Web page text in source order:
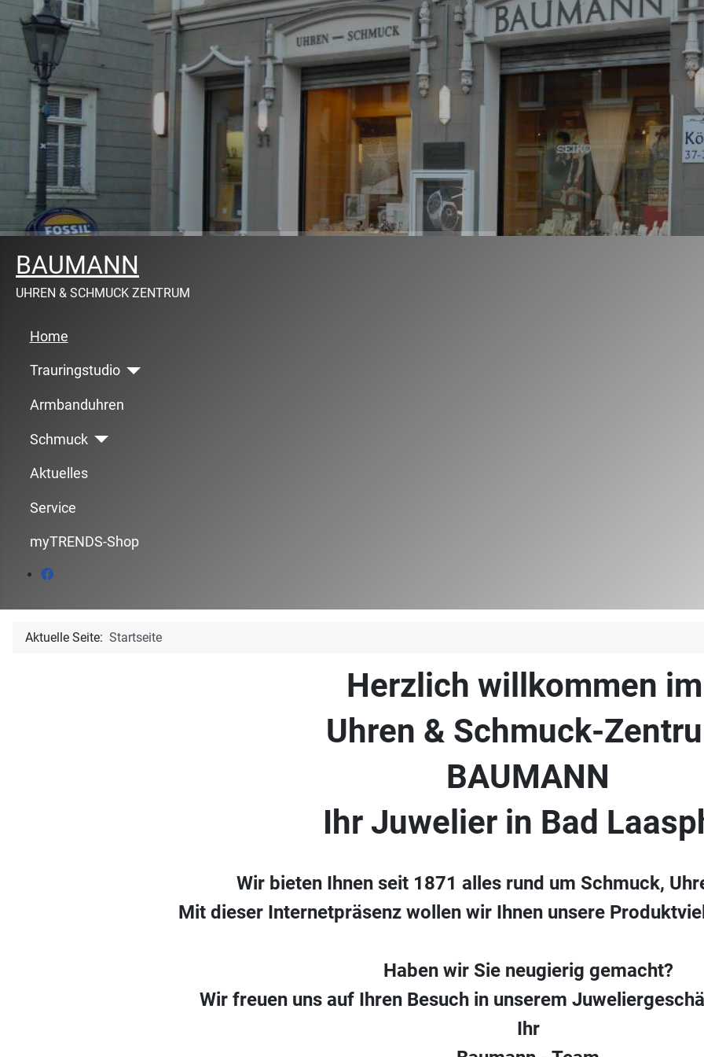
BAUMANN
UHREN & SCHMUCK ZENTRUM
Home
Trauringstudio
Armbanduhren
Schmuck
Aktuelles
Service
myTRENDS-Shop
Aktuelle Seite: Startseite
Herzlich willkommen
Uhren & Schmuck-
BAUMANN
Ihr Juwelier in Bad
Wir bieten Ihnen seit 1871 alles rund um Schmuck,
Mit dieser Internetpräsenz wollen wir Ihnen unsere
Haben wir Sie neugierig gemacht?
Wir freuen uns auf Ihren Besuch in unserem
Ihr